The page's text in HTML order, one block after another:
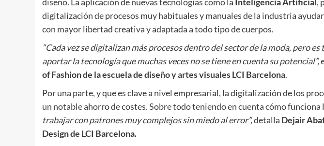
digitalización de procesos muy habituales y manuales de la industria
con mayor libertad creativa y adaptada a todo tipo de cuerpos.
“Cada vez se digitalizan más procesos dentro del sector de la moda, pero
aportar la tecnología que muchas veces no se tiene en cuenta su potencial”,
of Fashion de la escuela de diseño y artes visuales LCI Barcelona.
Por una parte, y que es clave a nivel empresarial, la digitalización de los
un notable ahorro de costes. Sobre todo teniendo en cuenta cómo funciona
trabajar con patrones muy complejos sin miedo al error”,detalla Dejair
Design de LCI Barcelona.